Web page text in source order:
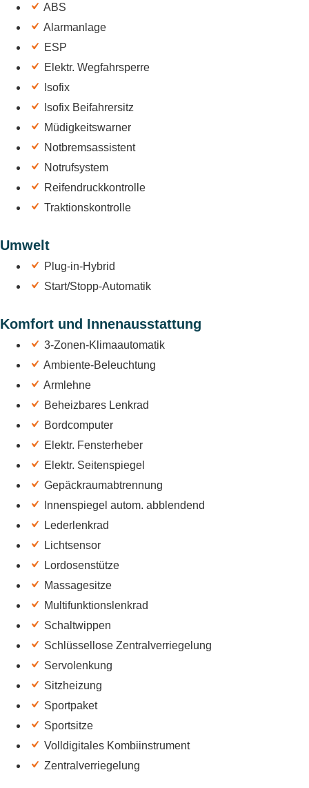
ABS
Alarmanlage
ESP
Elektr. Wegfahrsperre
Isofix
Isofix Beifahrersitz
Müdigkeitswarner
Notbremsassistent
Notrufsystem
Reifendruckkontrolle
Traktionskontrolle
Umwelt
Plug-in-Hybrid
Start/Stopp-Automatik
Komfort und Innenausstattung
3-Zonen-Klimaautomatik
Ambiente-Beleuchtung
Armlehne
Beheizbares Lenkrad
Bordcomputer
Elektr. Fensterheber
Elektr. Seitenspiegel
Gepäckraumabtrennung
Innenspiegel autom. abblendend
Lederlenkrad
Lichtsensor
Lordosenstütze
Massagesitze
Multifunktionslenkrad
Schaltwippen
Schlüssellose Zentralverriegelung
Servolenkung
Sitzheizung
Sportpaket
Sportsitze
Volldigitales Kombiinstrument
Zentralverriegelung